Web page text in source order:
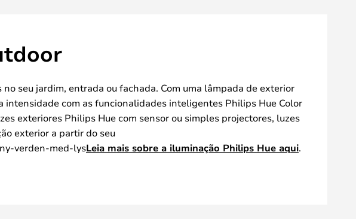
seu jardim, entrada ou fachada. Com uma lâmpada de exterior
intensidade com as funcionalidades inteligentes Philips Hue Color
exteriores Philips Hue com sensor ou simples projectores, luzes
exterior a partir do seu
verden-med-lysLeia mais sobre a iluminação Philips Hue aqui.